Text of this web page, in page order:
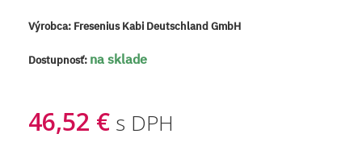
Výrobca: Fresenius Kabi Deutschland GmbH
Dostupnosť: na sklade
46,52 € s DPH